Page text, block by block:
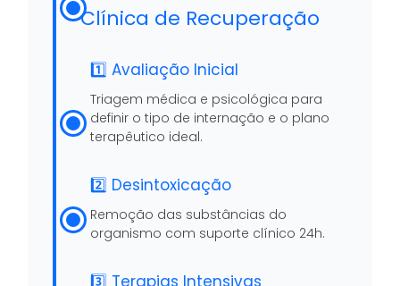
Clínica de Recuperação
1️⃣ Avaliação Inicial
Triagem médica e psicológica para
definir o tipo de internação e o plano
terapêutico ideal.
2️⃣ Desintoxicação
Remoção das substâncias do
organismo com suporte clínico 24h.
3️⃣ Terapias Intensivas